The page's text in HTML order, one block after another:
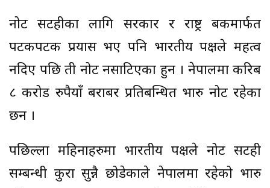
नोट सटहीका लागि सरकार र राष्ट्र बैंकमार्फत
पटकपटक प्रयास भए पनि भारतीय पक्षले महत्व
नदिए पछि ती नोट नसाटिएका हुन । नेपालमा करिब
८ करोड रुपैयाँ बराबर प्रतिबन्धित भारु नोट रहेका
छन ।
पछिल्ला महिनाहरुमा भारतीय पक्षले नोट सटही
सम्बन्धी कुरा सुन्नै छोडेकाले नेपालमा रहेको भारु